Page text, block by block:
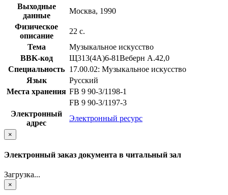
Выходные
данные
Москва, 1990
Физическое
описание
22 с.
Тема
Музыкальное искусство
BBK-код
Щ313(4А)6-81Веберн А.42,0
Специальность 17.00.02: Музыкальное искусство
Язык
Русский
Места хранения FB 9 90-3/1198-1
FB 9 90-3/1197-3
Электронный
адрес
Электронный ресурс
×
Электронный заказ документа в читальный зал
Загрузка...
×